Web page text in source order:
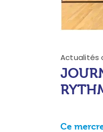
Actualités
Ce